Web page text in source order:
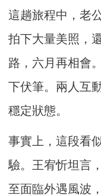
這趟旅程中，老
拍下大量美照，
路，六月再相會
下伏筆。兩人互
穩定狀態。
事實上，這段看
驗。王宥忻坦言
至面臨外遇風波